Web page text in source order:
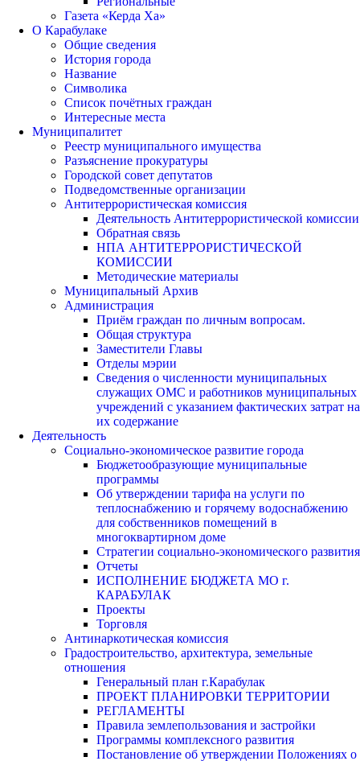
Газета «Керда Ха»
О Карабулаке
Общие сведения
История города
Название
Символика
Список почётных граждан
Интересные места
Муниципалитет
Реестр муниципального имущества
Разъяснение прокуратуры
Городской совет депутатов
Подведомственные организации
Антитеррористическая комиссия
Деятельность Антитеррористической комиссии
Обратная связь
НПА АНТИТЕРРОРИСТИЧЕСКОЙ
КОМИССИИ
Методические материалы
Муниципальный Архив
Администрация
Приём граждан по личным вопросам.
Общая структура
Заместители Главы
Отделы мэрии
Сведения о численности муниципальных
служащих ОМС и работников муниципальных
учреждений с указанием фактических затрат на
их содержание
Деятельность
Социально-экономическое развитие города
Бюджетообразующие муниципальные
программы
Об утверждении тарифа на услуги по
теплоснабжению и горячему водоснабжению
для собственников помещений в
многоквартирном доме
Стратегии социально-экономического развития
Отчеты
ИСПОЛНЕНИЕ БЮДЖЕТА МО г.
КАРАБУЛАК
Проекты
Торговля
Антинаркотическая комиссия
Градостроительство, архитектура, земельные
отношения
Генеральный план г.Карабулак
ПРОЕКТ ПЛАНИРОВКИ ТЕРРИТОРИИ
РЕГЛАМЕНТЫ
Правила землепользования и застройки
Программы комплексного развития
Постановление об утверждении Положениях о